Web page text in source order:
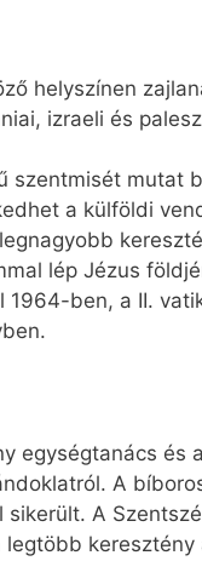
helyszínen
izraeli és
szentmisét mutat
a külföldi
lép Jézus
1964-ben, a II.
egységtanács
A
A